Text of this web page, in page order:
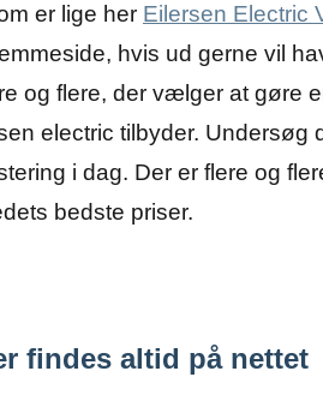
er lige her Eilersen Electric
hvis ud gerne vil
og flere, der vælger at gøre
electric tilbyder.
i dag. Der er flere og
bedste priser.
findes altid på nettet